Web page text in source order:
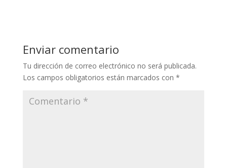
Enviar comentario
Tu dirección de correo electrónico no será publicada.
Los campos obligatorios están marcados con *